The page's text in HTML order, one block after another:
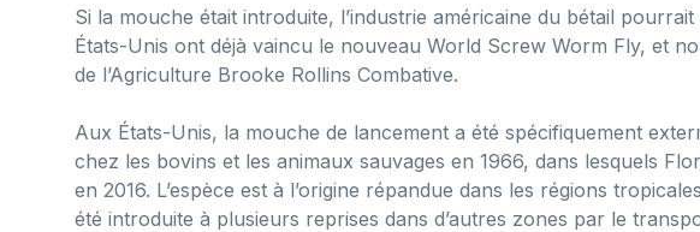
Si la mouche était introduite, l’industrie américaine du bétail
États-Unis ont déjà vaincu le nouveau World Screw Worm Fly, et
de l’Agriculture Brooke Rollins Combative.
Aux États-Unis, la mouche de lancement a été spécifiquement
chez les bovins et les animaux sauvages en 1966, dans lesquels
en 2016. L’espèce est à l’origine répandue dans les régions
été introduite à plusieurs reprises dans d’autres zones par le